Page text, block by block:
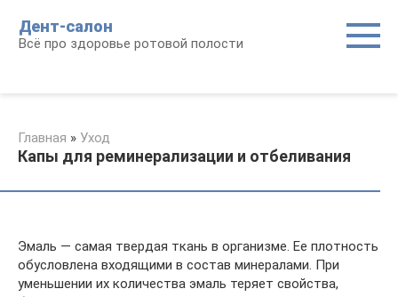
контенту
Дент-салон
Всё про здоровье ротовой полости
Главная » Уход
Капы для реминерализации и отбеливания
Эмаль — самая твердая ткань в организме. Ее плотность
обусловлена входящими в состав минералами. При
уменьшении их количества эмаль теряет свойства,